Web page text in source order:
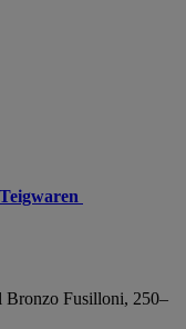
Bronzo Fusilloni, 250–